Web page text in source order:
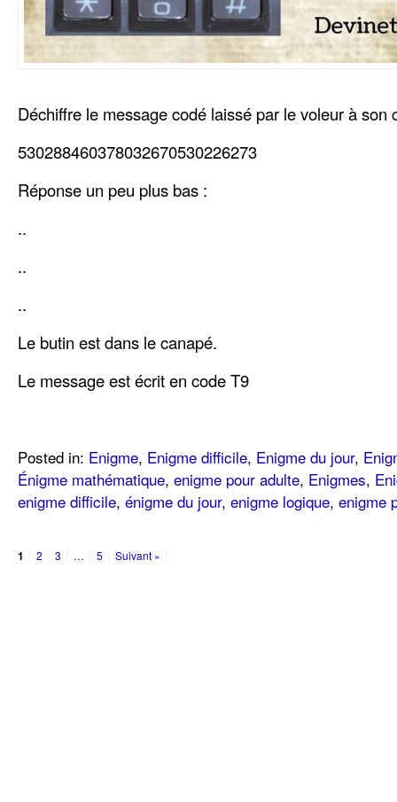
Déchiffre le message codé laissé par le voleur à son
530288460378032670530226273
Réponse un peu plus bas :
..
..
..
Le butin est dans le canapé.
Le message est écrit en code T9
Posted in: Enigme, Enigme difficile, Enigme du jour,
Énigme mathématique, enigme pour adulte, Enigmes,
enigme difficile, énigme du jour, enigme logique, enigme
1 2 3 … 5 Suivant »